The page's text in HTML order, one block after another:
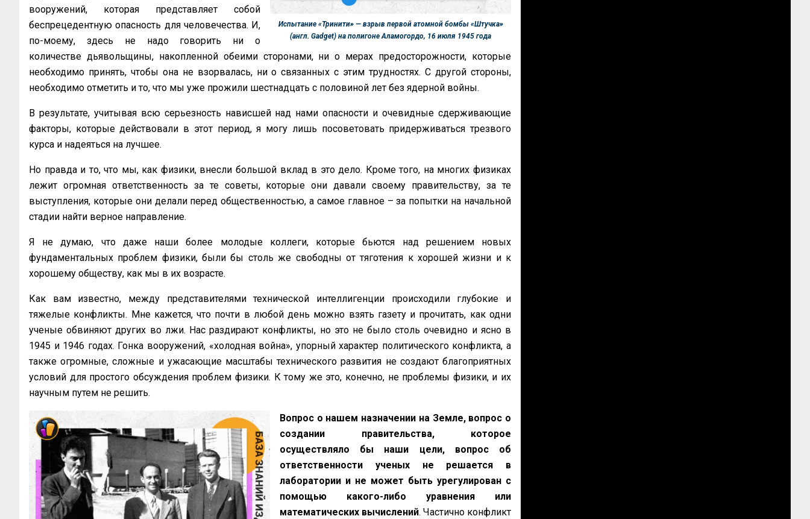
Испытание «Тринити» — взрыв первой атомной бомбы «Штучка»
(англ. Gadget) на полигоне Аламогордо, 16 июля 1945 года
вооружений, которая
представляет собой
беспрецедентную опасность для человечества. И,
по-моему, здесь не
надо говорить ни о
количестве дьявольщины, накопленной обеими сторонами, ни о мерах предосторожности, которые
необходимо принять, чтобы она не взорвалась, ни о связанных с этим трудностях. С другой стороны,
необходимо отметить и то, что мы уже прожили шестнадцать с половиной лет без ядерной войны.
В результате, учитывая всю серьезность нависшей над нами опасности и очевидные сдерживающие
факторы, которые действовали в этот период, я могу лишь посоветовать придерживаться трезвого
курса и надеяться на лучшее.
Но правда и то, что мы, как физики, внесли большой вклад в это дело. Кроме того, на многих физиках
лежит огромная ответственность за те советы, которые они давали своему правительству, за те
выступления, которые они делали перед общественностью, а самое главное – за попытки на начальной
стадии найти верное направление.
Я не думаю, что даже наши более молодые коллеги, которые бьются над
решением новых
фундаментальных проблем физики, были бы столь же свободны от тяготения к хорошей жизни и к
хорошему обществу, как мы в их возрасте.
Как вам известно, между представителями технической интеллигенции происходили
глубокие и
тяжелые конфликты. Мне кажется, что почти в любой день можно взять газету и прочитать, как одни
ученые обвиняют других во лжи. Нас раздирают конфликты, но это не было столь очевидно и ясно в
1945 и 1946 годах. Гонка вооружений, «холодная война», упорный характер политического конфликта, а
также огромные, сложные и ужасающие масштабы технического развития не создают благоприятных
условий для простого обсуждения проблем физики. К тому же это, конечно, не проблемы физики, и их
научным путем не решить.
Вопрос о нашем назначении на Земле, вопрос о
создании
правительства, которое
осуществляло бы наши цели, вопрос об
ответственности ученых
не решается в
лаборатории и не может быть урегулирован с
помощью какого-либо
уравнения или
математических вычислений. Частично конфликт